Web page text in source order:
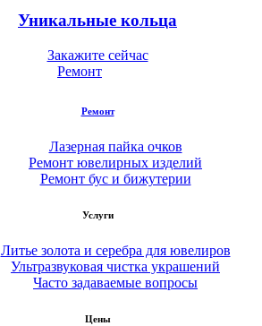
Уникальные кольца
Закажите сейчас
Ремонт
Ремонт
Лазерная пайка очков
Ремонт ювелирных изделий
Ремонт бус и бижутерии
Услуги
Литье золота и серебра для ювелиров
Ультразвуковая чистка украшений
Часто задаваемые вопросы
Цены